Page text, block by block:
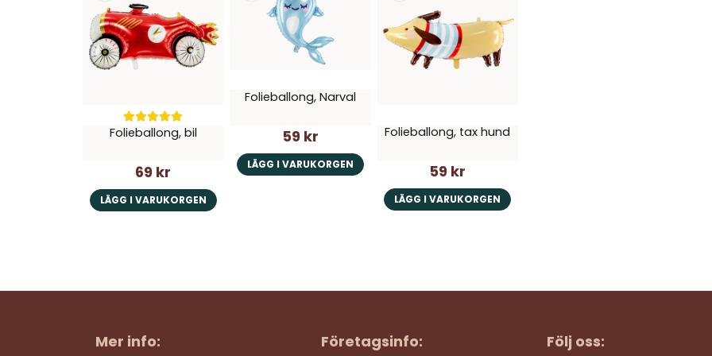
Folieballong, bil
69 kr
LÄGG I VARUKORGEN
Folieballong, Narval
59 kr
LÄGG I VARUKORGEN
Folieballong, tax hund
59 kr
LÄGG I VARUKORGEN
Mer info: Företagsinfo: Följ oss: